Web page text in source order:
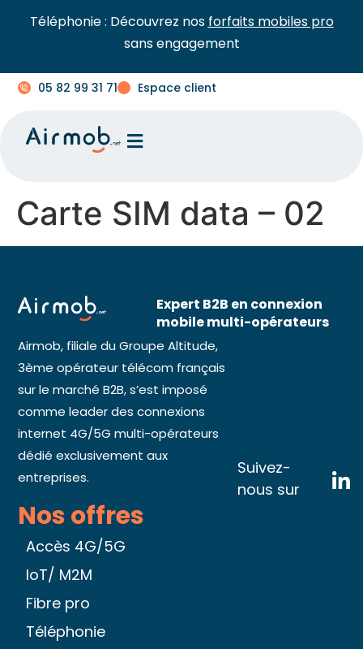
Téléphonie : Découvrez nos forfaits mobiles pro
sans engagement
05 82 99 31 71 Espace client
Carte SIM data – 02
Expert B2B en connexion
mobile multi-opérateurs
Airmob, filiale du Groupe Altitude,
3ème opérateur télécom français
sur le marché B2B, s’est imposé
comme leader des connexions
internet 4G/5G multi-opérateurs
dédié exclusivement aux
entreprises.
Suivez-
nous sur
Nos offres
Accès 4G/5G
IoT/ M2M
Fibre pro
Téléphonie